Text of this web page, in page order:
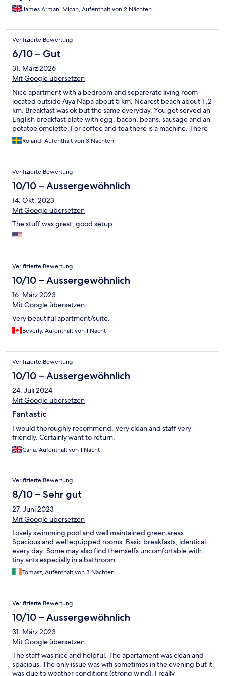
James Armani Micah, Aufenthalt von 2 Nächten
Verifizierte Bewertung
6/10 – Gut
31. März 2026
Mit Google übersetzen
Nice apartment with a bedroom and separerate living room
located outside Aiya Napa about 5 km. Nearest beach about 1 ,2
km. Breakfast was ok but the same everyday. You get served an
English breakfast plate with egg, bacon, beans. sausage and an
potatoe omelette. For coffee and tea there is a machine. There
is also cereal with milk. And a machine for "juice".
Roland, Aufenthalt von 3 Nächten
Verifizierte Bewertung
10/10 – Aussergewöhnlich
14. Okt. 2023
Mit Google übersetzen
The stuff was great, good setup
Verifizierte Bewertung
10/10 – Aussergewöhnlich
16. März 2023
Mit Google übersetzen
Very beautiful apartment/suite.
Beverly, Aufenthalt von 1 Nacht
Verifizierte Bewertung
10/10 – Aussergewöhnlich
24. Juli 2024
Mit Google übersetzen
Fantastic
I would thoroughly recommend. Very clean and staff very
friendly. Certainly want to return.
Carla, Aufenthalt von 1 Nacht
Verifizierte Bewertung
8/10 – Sehr gut
27. Juni 2023
Mit Google übersetzen
Lovely swimming pool and well maintained green areas.
Spacious and well equipped rooms. Basic breakfasts, identical
every day..Some may also find themselfs uncomfortable with
tiny ants especially in a bathroom.
Tomasz, Aufenthalt von 3 Nächten
Verifizierte Bewertung
10/10 – Aussergewöhnlich
31. März 2023
Mit Google übersetzen
The staff was nice and helpful. The apartament was clean and
spacious. The only issue was wifi sometimes in the evening but it
was due to weather conditions (strong wind). I really